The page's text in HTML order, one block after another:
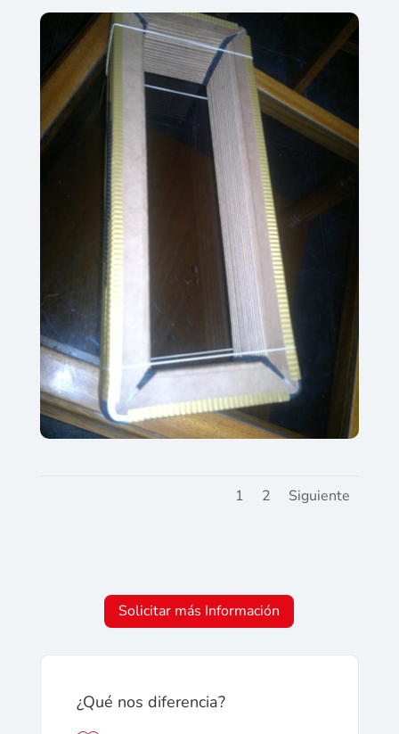
1 2 Siguiente
Solicitar más Información
¿Qué nos diferencia?